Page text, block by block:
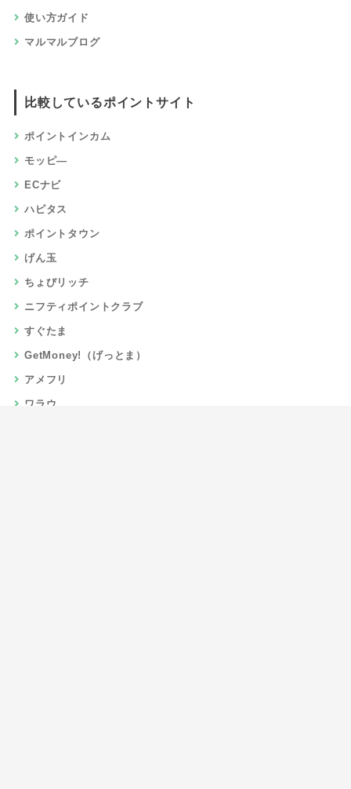
使い方ガイド
マルマルブログ
比較しているポイントサイト
ポイントインカム
モッピ―
ECナビ
ハピタス
ポイントタウン
げん玉
ちょびリッチ
ニフティポイントクラブ
すぐたま
GetMoney!（げっとま）
アメフリ
ワラウ